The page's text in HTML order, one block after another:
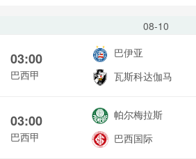
08-10
03:00
巴西甲
巴伊亚
瓦斯科达伽马
03:00
巴西甲
帕尔梅拉斯
巴西国际